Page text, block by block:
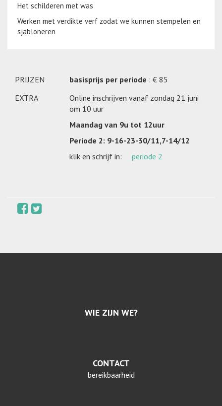
Het schilderen met was
Werken met verdikte verf zodat we kunnen stempelen en
sjabloneren
PRIJZEN basisprijs per periode : € 85
EXTRA
Online inschrijven vanaf zondag 21 juni
om 10 uur
Maandag van 9u tot 12uur
Periode 2: 9-16-23-30/11,7-14/12
klik en schrijf in: periode 2
WIE ZIJN WE?
CONTACT
bereikbaarheid